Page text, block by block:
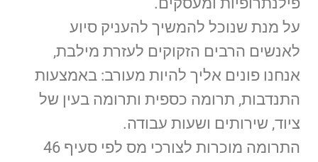
על מנת שנוכל להמשיך להעניק סיוע
לאנשים הרבים הזקוקים לעזרת מילבת,
אנחנו פונים אליך להיות מעורב: באמצעות
התנדבות, תרומה כספית ותרומה בעין של
ציוד, שירותים ושעות עבודה.
התרומה מוכרות לצורכי מס לפי סעיף 46